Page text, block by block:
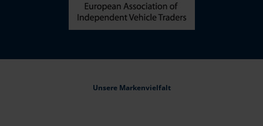
Unsere Markenvielfalt